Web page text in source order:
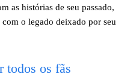
as histórias de seu passado,
o legado deixado por seu
todos os fãs